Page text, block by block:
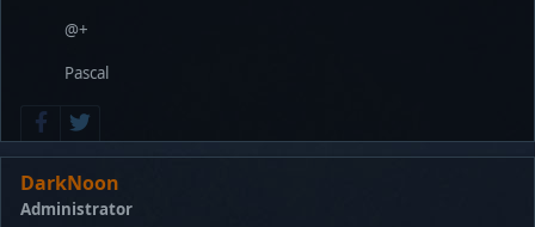
@+
Pascal
DarkNoon
Administrator